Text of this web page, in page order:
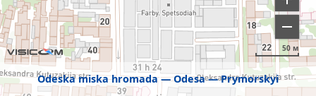
Odeska miska hromada Odesa Prymorskyi
50 м